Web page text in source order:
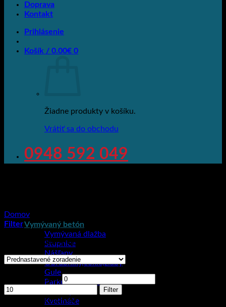
Doprava
Kontakt
Prihlásenie
Košík / 0.00€ 0
Žiadne produkty v košíku.
Vrátiť sa do obchodu
0948 592 049
Vymývaný betón
Vymývaná dlažba
Stupnice
Nášľapy
Obrubníky,cokle,žľaby
Gule
Parkovacie zábrany
Kvetináče
Domov
Filter
Zobrazený jediný výsledok
Minimálna cena
Filter
Kategórie produktov